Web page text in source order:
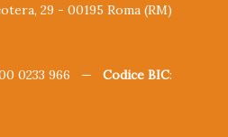
29 - 00195 Roma (RM)
0233 966 — Codice BIC: